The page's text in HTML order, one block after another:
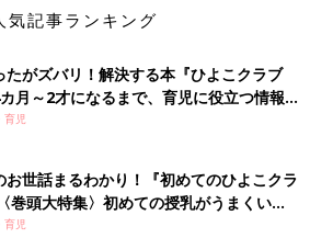
気記事ランキング
たがズバリ！解決する本『ひよこクラブ
月～2才になるまで、育児に役立つ情報が
育児
お世話まるわかり！『初めてのひよこクラ
巻頭大特集〉初めての授乳がうまくい
い・ミルクの基本と夏のトラブル 解決テ
育児